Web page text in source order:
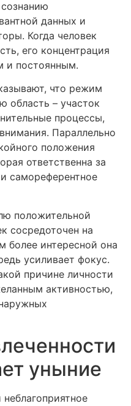
данных и
Когда человек
его концентрация
и постоянным.
что режим
область – участок
процессы,
Параллельно
положения
ответственна за
самореферентное
положительной
сосредоточен на
более интересной она
усиливает фокус.
причине личности
активностью,
уныние